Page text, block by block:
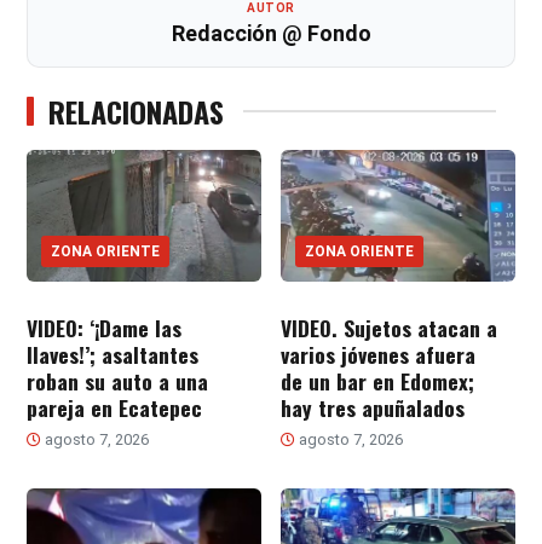
AUTOR
Redacción @ Fondo
RELACIONADAS
ZONA ORIENTE
VIDEO: ‘¡Dame las
llaves!’; asaltantes
roban su auto a una
pareja en Ecatepec
agosto 7, 2026
ZONA ORIENTE
VIDEO. Sujetos atacan a
varios jóvenes afuera
de un bar en Edomex;
hay tres apuñalados
agosto 7, 2026